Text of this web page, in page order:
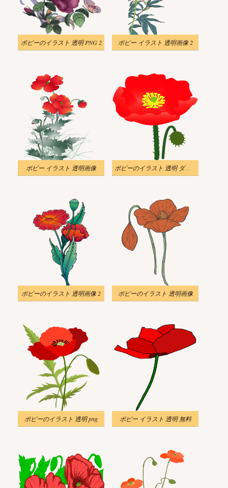
ポピーのイラスト 透明 PNG 2 ポピー イラスト 透明画像 2
ポピー イラスト 透明画像 ポピーのイラスト 透明 ダウンロード
ポピーのイラスト 透明画像 2 ポピーのイラスト 透明画像
ポピーのイラスト 透明 png ポピー イラスト 透明 無料